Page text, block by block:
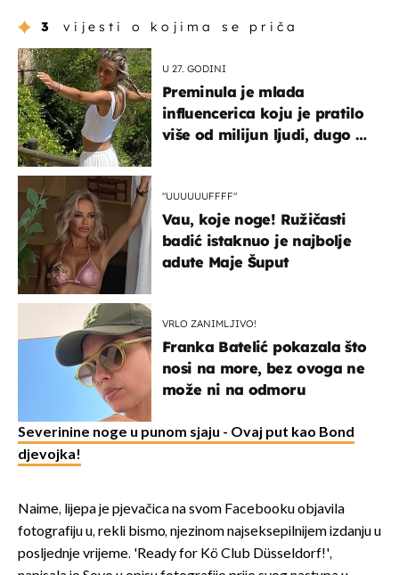
3 vijesti o kojima se priča
U 27. GODINI
Preminula je mlada
influencerica koju je pratilo
više od milijun ljudi, dugo se
"UUUUUUFFFF"
Vau, koje noge! Ružičasti
badić istaknuo je najbolje
adute Maje Šuput
VRLO ZANIMLJIVO!
Franka Batelić pokazala što
nosi na more, bez ovoga ne
može ni na odmoru
Severinine noge u punom sjaju - Ovaj put kao Bond
djevojka!
Naime, lijepa je pjevačica na svom Facebooku objavila
fotografiju u, rekli bismo, njezinom najseksepilnijem izdanju u
posljednje vrijeme. 'Ready for Kö Club Düsseldorf!',